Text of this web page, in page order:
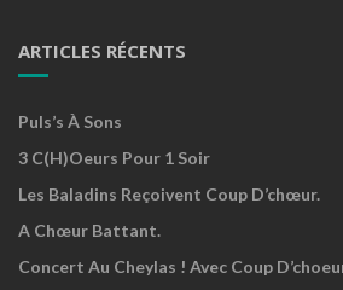
ARTICLES RÉCENTS
Puls’s À Sons
3 C(h)oeurs Pour 1 Soir
Les Baladins Reçoivent Coup D’chœur.
A Chœur Battant.
Concert Au Cheylas ! Avec Coup